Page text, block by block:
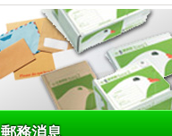
郵務消息